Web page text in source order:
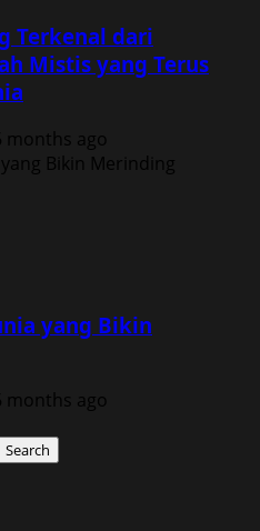
Terkenal dari
Mistis yang Terus
months ago
yang Bikin
months ago
Search